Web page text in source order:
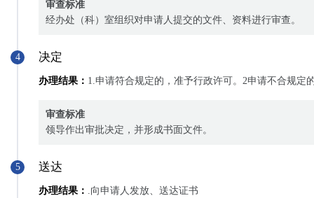
审查标准
经办处（科）室组织对申请人提交的文件、资料进行审查。
4 决定
办理结果： 1.申请符合规定的，准予行政许可。2申请不合规定
审查标准
领导作出审批决定，并形成书面文件。
5 送达
办理结果： .向申请人发放、送达证书